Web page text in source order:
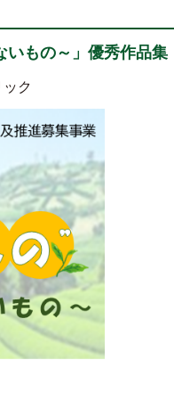
いもの～」優秀作品集
ク